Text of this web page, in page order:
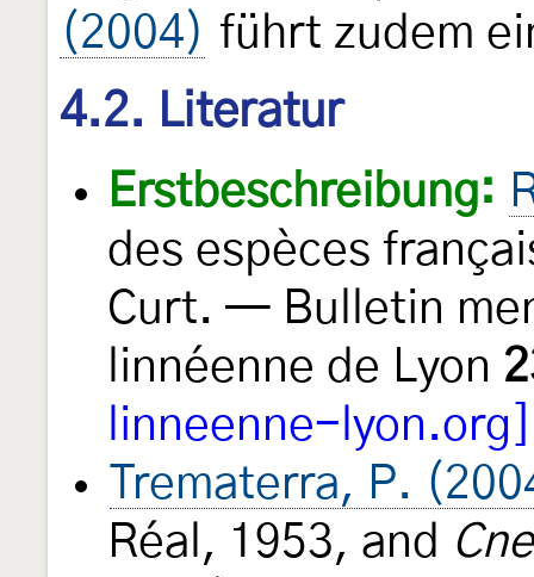
(2004) führt zudem
4.2. Literatur
Erstbeschreibung:
des espèces
Curt. — Bulletin
linnéenne de Lyon
linneenne-lyon.org]
Trematerra, P.
Réal, 1953, and